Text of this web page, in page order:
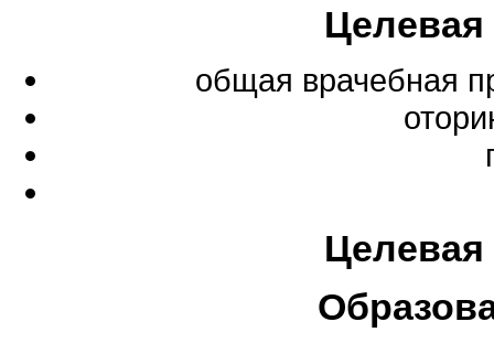
общая врачебная